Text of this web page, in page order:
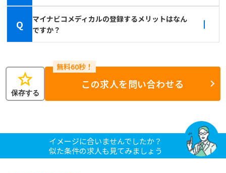
Q
マイナビコメディカルの登録するメリットはなん
ですか？
star
保存する
この求人を問い合わせる
イメージに合いませんでしたか？
似た条件の求人も見てみましょう